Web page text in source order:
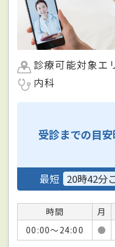
診療可能対象エ
内科
受診までの目
最短 20時42分
時間 月
00:00〜24:00
●